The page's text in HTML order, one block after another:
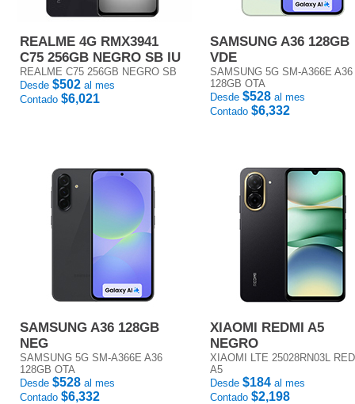
REALME 4G RMX3941
C75 256GB NEGRO SB IU
REALME C75 256GB NEGRO SB
Desde $502 al mes
Contado $6,021
SAMSUNG A36 128GB
VDE
SAMSUNG 5G SM-A366E A36
128GB OTA
Desde $528 al mes
Contado $6,332
SAMSUNG A36 128GB
NEG
SAMSUNG 5G SM-A366E A36
128GB OTA
Desde $528 al mes
Contado $6,332
XIAOMI REDMI A5
NEGRO
XIAOMI LTE 25028RN03L
A5
Desde $184 al mes
Contado $2,198